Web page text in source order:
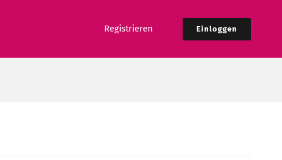
Registrieren Einloggen